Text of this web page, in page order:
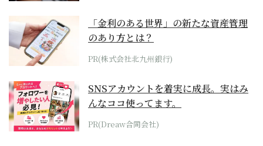
「金利のある世界」の新たな資産管理
のあり方とは？
PR(株式会社北九州銀行)
SNSアカウントを着実に成長。実はみ
んなココ使ってます。
PR(Dreaw合同会社)